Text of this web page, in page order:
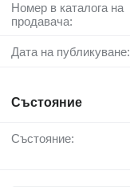
Номер в каталога на
продавача:
Дата на публикуване:
Състояние
Състояние: